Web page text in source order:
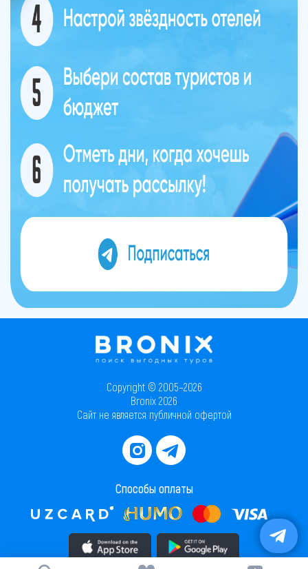
Copyright © 2005–2026
Bronix 2026
Сайт не является публичной офертой
Способы оплаты
Скачать приложение в AppStore Скачать приложение в PlayMarket